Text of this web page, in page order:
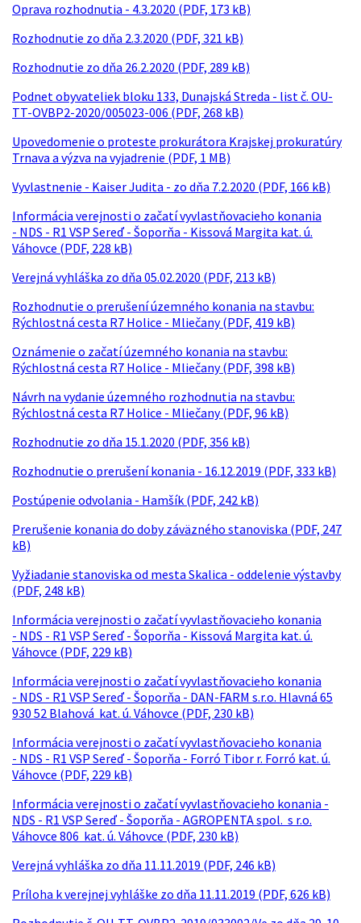
Oprava rozhodnutia - 4.3.2020 (PDF, 173 kB)
Rozhodnutie zo dňa 2.3.2020 (PDF, 321 kB)
Rozhodnutie zo dňa 26.2.2020 (PDF, 289 kB)
Podnet obyvateliek bloku 133, Dunajská Streda - list č. OU-
TT-OVBP2-2020/005023-006 (PDF, 268 kB)
Upovedomenie o proteste prokurátora Krajskej prokuratúry
Trnava a výzva na vyjadrenie (PDF, 1 MB)
Vyvlastnenie - Kaiser Judita - zo dňa 7.2.2020 (PDF, 166 kB)
Informácia verejnosti o začatí vyvlastňovacieho konania
- NDS - R1 VSP Sereď - Šoporňa - Kissová Margita kat. ú.
Váhovce (PDF, 228 kB)
Verejná vyhláška zo dňa 05.02.2020 (PDF, 213 kB)
Rozhodnutie o prerušení územného konania na stavbu:
Rýchlostná cesta R7 Holice - Mliečany (PDF, 419 kB)
Oznámenie o začatí územného konania na stavbu:
Rýchlostná cesta R7 Holice - Mliečany (PDF, 398 kB)
Návrh na vydanie územného rozhodnutia na stavbu:
Rýchlostná cesta R7 Holice - Mliečany (PDF, 96 kB)
Rozhodnutie zo dňa 15.1.2020 (PDF, 356 kB)
Rozhodnutie o prerušení konania - 16.12.2019 (PDF, 333 kB)
Postúpenie odvolania - Hamšík (PDF, 242 kB)
Prerušenie konania do doby záväzného stanoviska (PDF, 247
kB)
Vyžiadanie stanoviska od mesta Skalica - oddelenie výstavby
(PDF, 248 kB)
Informácia verejnosti o začatí vyvlastňovacieho konania
- NDS - R1 VSP Sereď - Šoporňa - Kissová Margita kat. ú.
Váhovce (PDF, 229 kB)
Informácia verejnosti o začatí vyvlastňovacieho konania
- NDS - R1 VSP Sereď - Šoporňa - DAN-FARM s.r.o. Hlavná 65
930 52 Blahová kat. ú. Váhovce (PDF, 230 kB)
Informácia verejnosti o začatí vyvlastňovacieho konania
- NDS - R1 VSP Sereď - Šoporňa - Forró Tibor r. Forró kat. ú.
Váhovce (PDF, 229 kB)
Informácia verejnosti o začatí vyvlastňovacieho konania -
NDS - R1 VSP Sereď - Šoporňa - AGROPENTA spol. s r.o.
Váhovce 806 kat. ú. Váhovce (PDF, 230 kB)
Verejná vyhláška zo dňa 11.11.2019 (PDF, 246 kB)
Príloha k verejnej vyhláške zo dňa 11.11.2019 (PDF, 626 kB)